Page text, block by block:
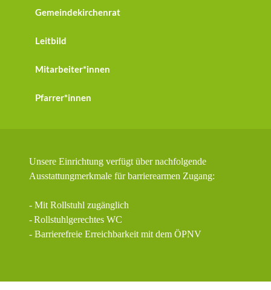
Gemeindekirchenrat
Leitbild
Mitarbeiter*innen
Pfarrer*innen
Unsere Einrichtung verfügt über nachfolgende
Ausstattungmerkmale für barrierearmen Zugang:
- Mit Rollstuhl zugänglich
-Rollstuhlgerechtes WC
- Barrierefreie Erreichbarkeit mit dem ÖPNV